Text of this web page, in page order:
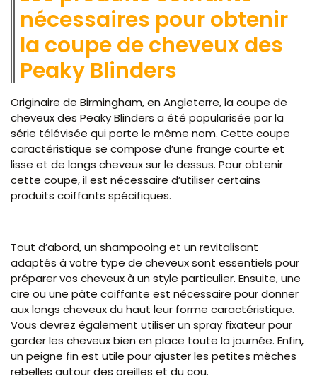
nécessaires pour obtenir
la coupe de cheveux des
Peaky Blinders
Originaire de Birmingham, en Angleterre, la coupe de
cheveux des Peaky Blinders a été popularisée par la
série télévisée qui porte le même nom. Cette coupe
caractéristique se compose d’une frange courte et
lisse et de longs cheveux sur le dessus. Pour obtenir
cette coupe, il est nécessaire d’utiliser certains
produits coiffants spécifiques.
Tout d’abord, un shampooing et un revitalisant
adaptés à votre type de cheveux sont essentiels pour
préparer vos cheveux à un style particulier. Ensuite, une
cire ou une pâte coiffante est nécessaire pour donner
aux longs cheveux du haut leur forme caractéristique.
Vous devrez également utiliser un spray fixateur pour
garder les cheveux bien en place toute la journée. Enfin,
un peigne fin est utile pour ajuster les petites mèches
rebelles autour des oreilles et du cou.